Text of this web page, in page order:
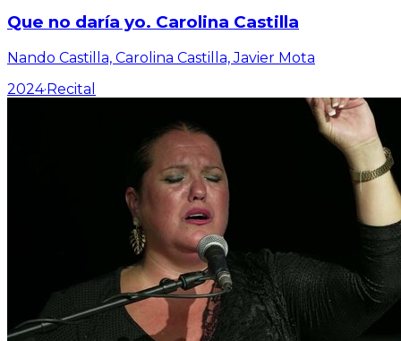
Que no daría yo. Carolina Castilla
Nando Castilla, Carolina Castilla, Javier Mota
2024·Recital